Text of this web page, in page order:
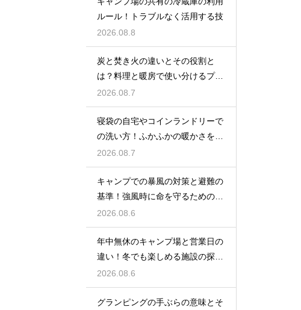
ルール！トラブルなく活用する技
2026.08.8
炭と焚き火の違いとその役割と
は？料理と暖房で使い分けるプロ
の技
2026.08.7
寝袋の自宅やコインランドリーで
の洗い方！ふかふかの暖かさを復
活させる
2026.08.7
キャンプでの暴風の対策と避難の
基準！強風時に命を守るための行
動
2026.08.6
年中無休のキャンプ場と営業日の
違い！冬でも楽しめる施設の探し
方
2026.08.6
グランピングの手ぶらの意味とそ